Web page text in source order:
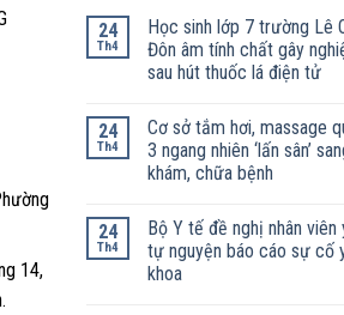
14,
24
Th4
Học sinh lớp 7 trường Lê
Đôn âm tính chất gây
sau hút thuốc lá điện tử
24
Th4
Cơ sở tắm hơi, massage
3 ngang nhiên ‘lấn sân’
khám, chữa bệnh
24
Th4
Bộ Y tế đề nghị nhân viên
tự nguyện báo cáo sự cố
khoa